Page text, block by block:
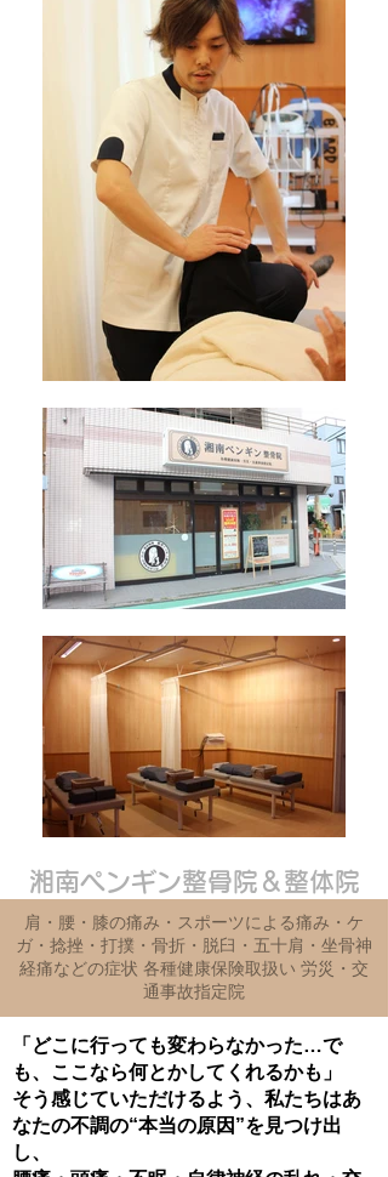
湘南ペンギン整骨院＆整体院
肩・腰・膝の痛み・スポーツによる痛み・ケ
ガ・捻挫・打撲・骨折・脱臼・五十肩・坐骨神
経痛などの症状 各種健康保険取扱い 労災・交
通事故指定院
「どこに行っても変わらなかった…で
も、ここなら何とかしてくれるかも」
そう感じていただけるよう、私たちはあ
なたの不調の“本当の原因”を見つけ出
し、